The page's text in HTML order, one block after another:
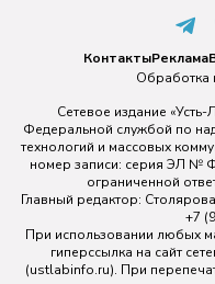
КонтактыРеклама
Обработка
Сетевое издание
Федеральной службой по
технологий и массовых
номер записи: серия ЭЛ №
ограниченной
Главный редактор:
+7
При использовании любых
гиперссылка на сайт
(ustlabinfo.ru). При